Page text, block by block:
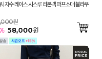
자수 레이스 시스루 리본넥 퍼프소매 블라우
원
58,000원